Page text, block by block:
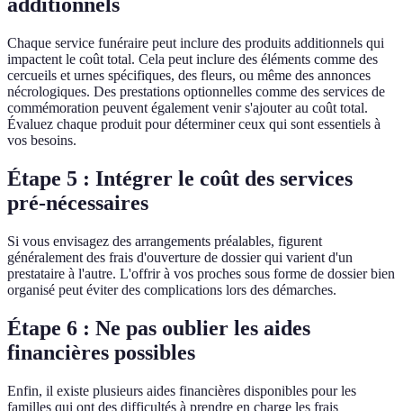
additionnels
Chaque service funéraire peut inclure des produits additionnels qui
impactent le coût total. Cela peut inclure des éléments comme des
cercueils et urnes spécifiques, des fleurs, ou même des annonces
nécrologiques. Des prestations optionnelles comme des services de
commémoration peuvent également venir s'ajouter au coût total.
Évaluez chaque produit pour déterminer ceux qui sont essentiels à
vos besoins.
Étape 5 : Intégrer le coût des services
pré-nécessaires
Si vous envisagez des arrangements préalables, figurent
généralement des frais d'ouverture de dossier qui varient d'un
prestataire à l'autre. L'offrir à vos proches sous forme de dossier bien
organisé peut éviter des complications lors des démarches.
Étape 6 : Ne pas oublier les aides
financières possibles
Enfin, il existe plusieurs aides financières disponibles pour les
familles qui ont des difficultés à prendre en charge les frais